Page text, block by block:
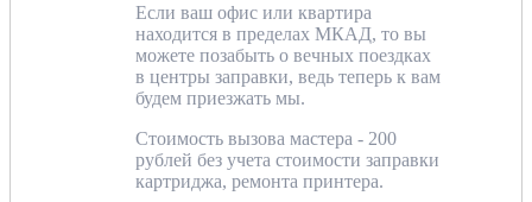
Если ваш офис или квартира
находится в пределах МКАД, то вы
можете позабыть о вечных поездках
в центры заправки, ведь теперь к вам
будем приезжать мы.
Стоимость вызова мастера - 200
рублей без учета стоимости заправки
картриджа, ремонта принтера.